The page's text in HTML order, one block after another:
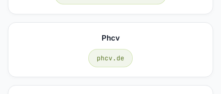
Phcv
phcv.de